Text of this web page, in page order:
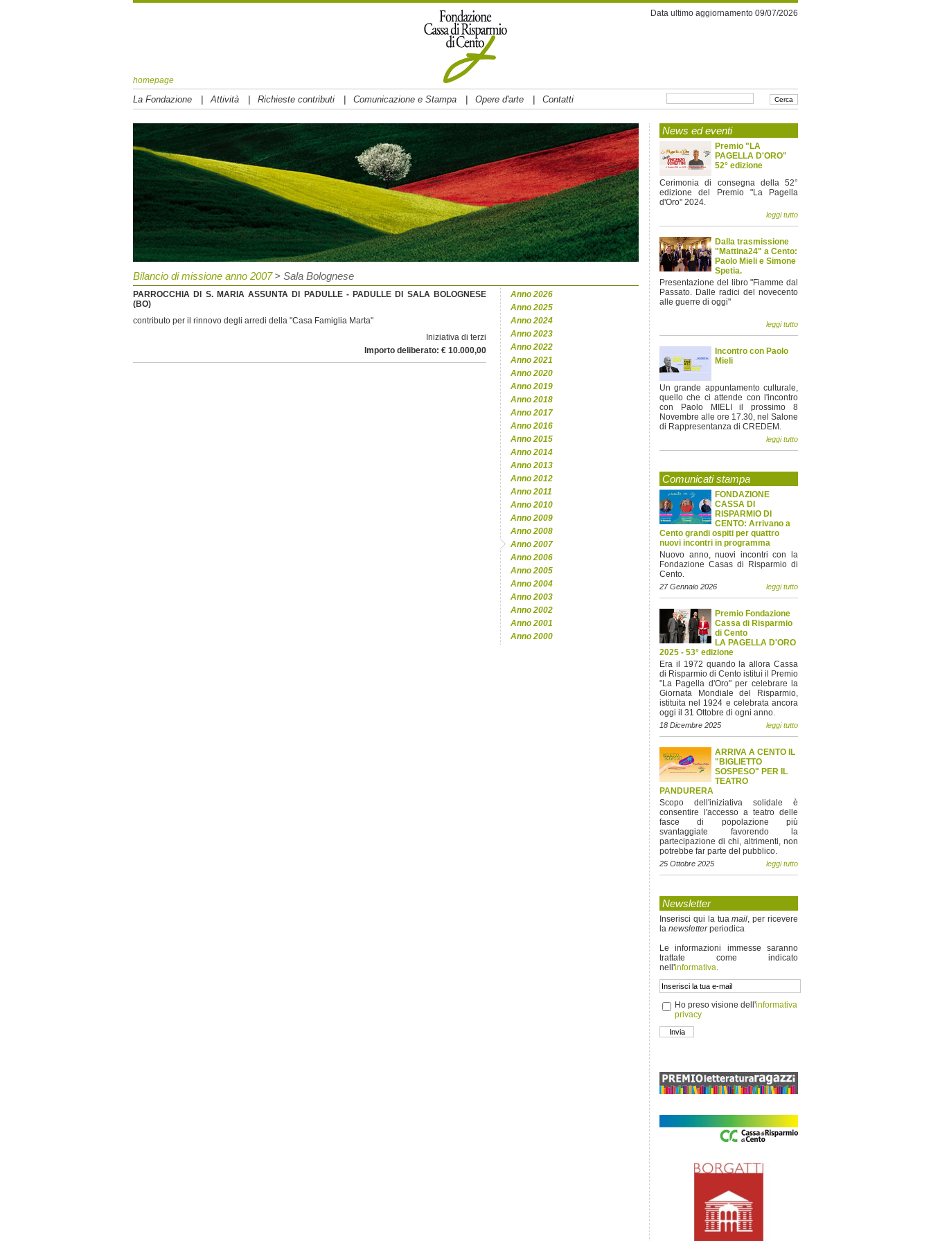
homepage
Data ultimo aggiornamento 09/07/2026
La Fondazione | Attività | Richieste contributi | Comunicazione e Stampa | Opere d'arte | Contatti
Bilancio di missione anno 2007 > Sala Bolognese
PARROCCHIA DI S. MARIA ASSUNTA DI PADULLE - PADULLE DI SALA BOLOGNESE
(BO)
contributo per il rinnovo degli arredi della "Casa Famiglia Marta"
Iniziativa di terzi
Importo deliberato: € 10.000,00
Anno 2026
Anno 2025
Anno 2024
Anno 2023
Anno 2022
Anno 2021
Anno 2020
Anno 2019
Anno 2018
Anno 2017
Anno 2016
Anno 2015
Anno 2014
Anno 2013
Anno 2012
Anno 2011
Anno 2010
Anno 2009
Anno 2008
Anno 2007
Anno 2006
Anno 2005
Anno 2004
Anno 2003
Anno 2002
Anno 2001
Anno 2000
News ed eventi
Premio "LA
PAGELLA D'ORO"
52° edizione
Cerimonia di consegna della 52°
edizione del Premio "La Pagella
d'Oro" 2024.
leggi tutto
Dalla trasmissione
"Mattina24" a Cento:
Paolo Mieli e Simone
Spetia.
Presentazione del libro "Fiamme dal
Passato. Dalle radici del novecento
alle guerre di oggi"
leggi tutto
Incontro con Paolo
Mieli
Un grande appuntamento culturale,
quello che ci attende con l'incontro
con Paolo MIELI il prossimo 8
Novembre alle ore 17.30, nel Salone
di Rappresentanza di CREDEM.
leggi tutto
Comunicati stampa
FONDAZIONE
CASSA DI
RISPARMIO DI
CENTO: Arrivano a
Cento grandi ospiti per quattro
nuovi incontri in programma
Nuovo anno, nuovi incontri con la
Fondazione Casas di Risparmio di
Cento.
27 Gennaio 2026 leggi tutto
Premio Fondazione
Cassa di Risparmio
di Cento
LA PAGELLA D'ORO
2025 - 53° edizione
Era il 1972 quando la allora Cassa
di Risparmio di Cento istituì il Premio
"La Pagella d'Oro" per celebrare la
Giornata Mondiale del Risparmio,
istituita nel 1924 e celebrata ancora
oggi il 31 Ottobre di ogni anno.
18 Dicembre 2025 leggi tutto
ARRIVA A CENTO IL
"BIGLIETTO
SOSPESO" PER IL
TEATRO
PANDURERA
Scopo dell'iniziativa solidale è
consentire l'accesso a teatro delle
fasce di popolazione più
svantaggiate favorendo la
partecipazione di chi, altrimenti, non
potrebbe far parte del pubblico.
25 Ottobre 2025 leggi tutto
Newsletter
Inserisci qui la tuamail, per ricevere
la newsletterperiodica
Le informazioni immesse saranno
trattate come indicato
nell'informativa.
Ho preso visione dell'informativa
privacy